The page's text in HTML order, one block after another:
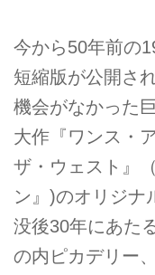
今から50年前の
短縮版が公開さ
機会がなかった
大作『ワンス・
ザ・ウェスト』
ン』)のオリジナ
没後30年にあた
の内ピカデリー